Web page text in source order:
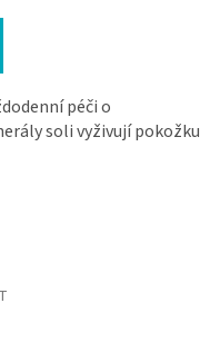
péči o
soli vyživují pokožku